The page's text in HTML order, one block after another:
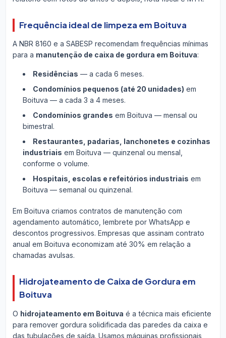
Frequência ideal de limpeza em Boituva
A NBR 8160 e a SABESP recomendam frequências mínimas
para a manutenção de caixa de gordura em Boituva:
Residências — a cada 6 meses.
Condomínios pequenos (até 20 unidades) em
Boituva — a cada 3 a 4 meses.
Condomínios grandes em Boituva — mensal ou
bimestral.
Restaurantes, padarias, lanchonetes e cozinhas
industriais em Boituva — quinzenal ou mensal,
conforme o volume.
Hospitais, escolas e refeitórios industriais em
Boituva — semanal ou quinzenal.
Em Boituva criamos contratos de manutenção com
agendamento automático, lembrete por WhatsApp e
descontos progressivos. Empresas que assinam contrato
anual em Boituva economizam até 30% em relação a
chamadas avulsas.
Hidrojateamento de Caixa de Gordura em
Boituva
O hidrojateamento em Boituva é a técnica mais eficiente
para remover gordura solidificada das paredes da caixa e
das tubulações de saída. Usamos máquinas profissionais